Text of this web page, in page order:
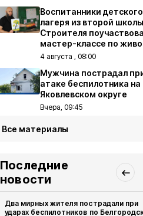
Воспитанники детского
лагеря из второй школы
Строителя
мастер-классе по
4 августа , 08:00
Мужчина пострадал
атаке беспилотника на
Яковлевском округе
Вчера, 09:45
Все материалы
Последние
новости
Два мирных жителя пострадали при
ударах беспилотников по